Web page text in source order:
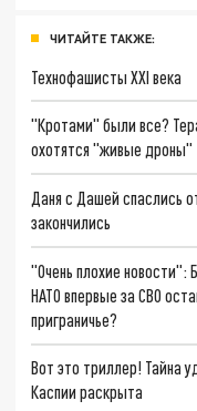
ЧИТАЙТЕ ТАКЖЕ:
Технофашисты XXI века
"Кротами" были все?
охотятся "живые дроны"
Даня с Дашей спаслись
закончились
"Очень плохие новости":
НАТО впервые за СВО
приграничье?
Вот это триллер! Тайна
Каспии раскрыта